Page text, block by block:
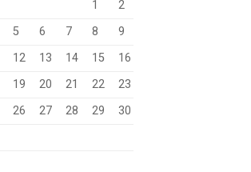
1
2
5 6 7 8
9
12 13 14 15
16
19 20 21 22
23
26 27 28 29
30